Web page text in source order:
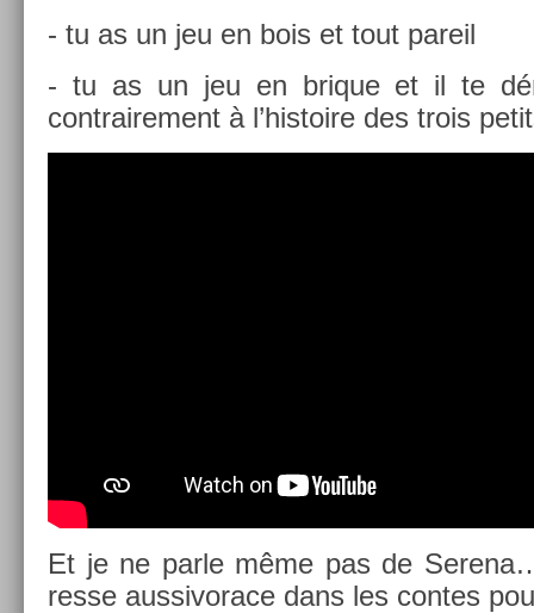
- tu as un jeu en bois et tout pareil
- tu as un jeu en brique et il te
contra­ire­ment à l’his­toire des trois
Et je ne parle même pas de
resse aus­sivorace dans les con­tes